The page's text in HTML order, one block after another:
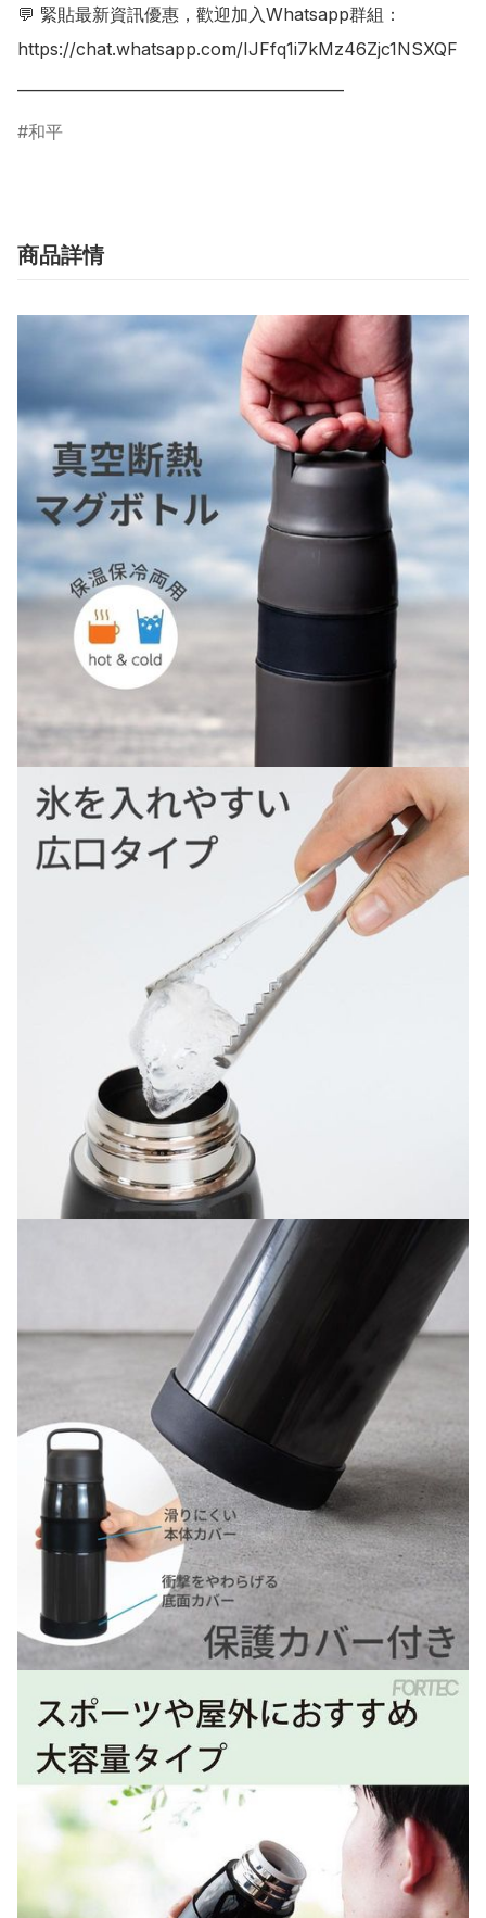
💬 緊貼最新資訊優惠，歡迎加入Whatsapp群組：
https://chat.whatsapp.com/IJFfq1i7kMz46Zjc1NSXQF
和平
商品詳情